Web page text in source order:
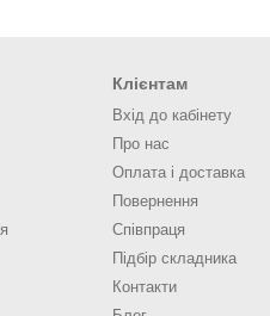
Клієнтам
Вхід до кабінету
Про нас
Оплата і доставка
Повернення
Співпраця
Підбір складника
Контакти